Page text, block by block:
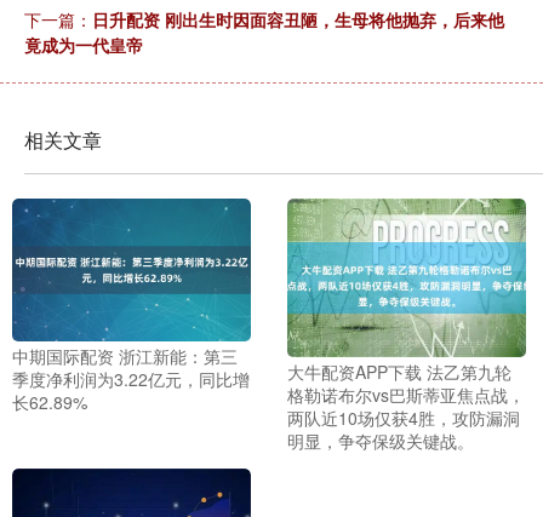
下一篇： 日升配资 刚出生时因面容丑陋，生母将他抛弃，后来他
竟成为一代皇帝
相关文章
中期国际配资 浙江新能：第三
季度净利润为3.22亿元，同比增
长62.89%
大牛配资APP下载 法乙第九轮
格勒诺布尔vs巴斯蒂亚焦点战，
两队近10场仅获4胜，攻防漏洞
明显，争夺保级关键战。